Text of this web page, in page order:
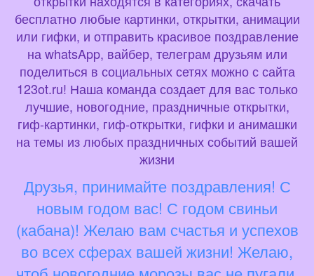
бесплатно любые картинки, открытки, анимации
или гифки, и отправить красивое поздравление
на whatsApp, вайбер, телеграм друзьям или
поделиться в социальных сетях можно с сайта
123ot.ru! Наша команда создает для вас только
лучшие, новогодние, праздничные открытки,
гиф-картинки, гиф-открытки, гифки и анимашки
на темы из любых праздничных событий вашей
жизни
Друзья, принимайте поздравления! С
новым годом вас! С годом свиньи
(кабана)! Желаю вам счастья и успехов
во всех сферах вашей жизни! Желаю,